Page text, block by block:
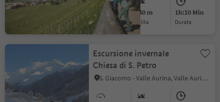
Facile
Difficoltà
140 m
Salita
1h:10 Min
durata
Escursione invernale
Chiesa di S. Petro
S. Giacomo - Valle Aurina, Valle Aurina, Valle Aurina